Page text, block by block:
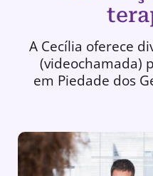
A Cecília oferece
(videochamada)
em Piedade dos